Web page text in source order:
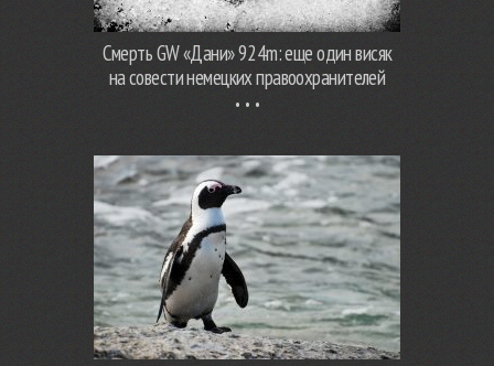
Смерть GW «Дани» 924m: еще один висяк
на совести немецких правоохранителей